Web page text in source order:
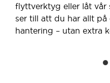
flyttverktyg eller låt
ser till att du har allt
hantering – utan extra